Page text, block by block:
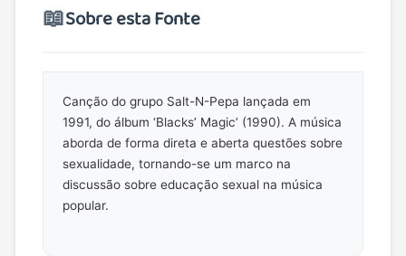
📖Sobre esta Fonte
Canção do grupo Salt-N-Pepa lançada em
1991, do álbum ‘Blacks’ Magic’ (1990). A música
aborda de forma direta e aberta questões sobre
sexualidade, tornando-se um marco na
discussão sobre educação sexual na música
popular.